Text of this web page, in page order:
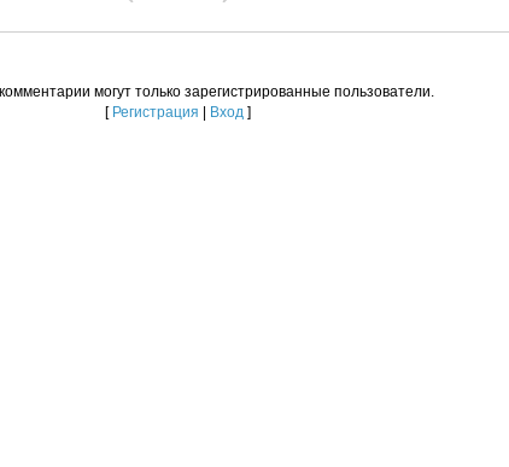
могут только зарегистрированные пользователи.
[ Регистрация Вход]